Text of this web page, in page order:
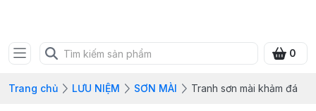
0
Trang chủ LƯU NIỆM SƠN MÀI Tranh sơn mài khảm đá